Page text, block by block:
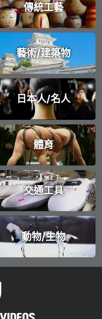
傳統工藝
藝術/建築物
日本人/名人
體育
交通工具
動物/生物